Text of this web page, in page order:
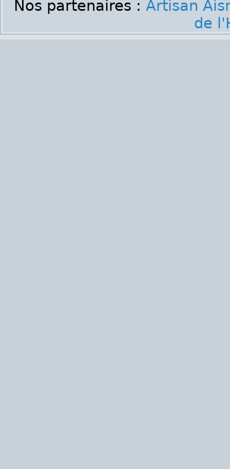
Nos partenaires : Artisan
de